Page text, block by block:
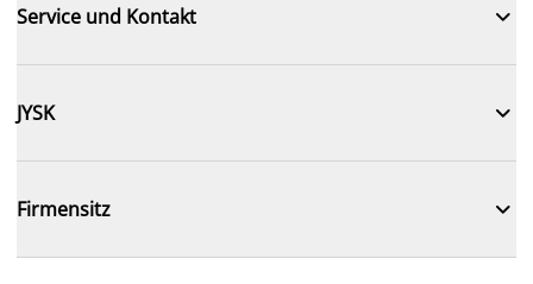
Service und Kontakt 
JYSK 
Firmensitz 